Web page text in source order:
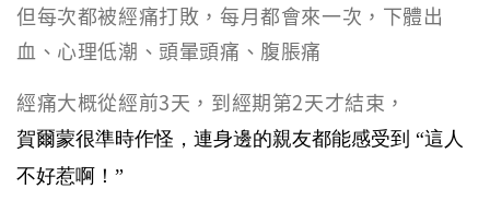
但每次都被經痛打敗，每月都會來一次，下體出
血、心理低潮、頭暈頭痛、腹脹痛
經痛大概從經前3天，到經期第2天才結束，
賀爾蒙很準時作怪，連身邊的親友都能感受到 “這人
不好惹啊！”